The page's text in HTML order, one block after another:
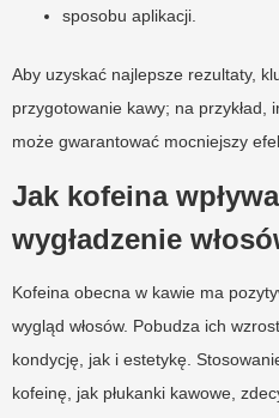
sposobu aplikacji.
Aby uzyskać najlepsze rezultaty,
przygotowanie kawy; na przykład,
może gwarantować mocniejszy
Jak kofeina
wygładzenie
Kofeina obecna w kawie ma
wygląd włosów. Pobudza ich
kondycję, jak i estetykę.
kofeinę, jak płukanki kawowe,